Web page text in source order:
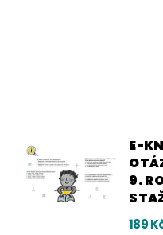
E-
9.
189